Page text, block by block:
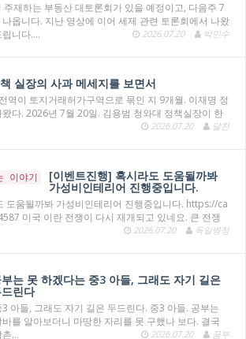
재하는 부동산 대토론회가 있을 예정이고, 다음주 7
옵니다. 지난 영상에 이어 세제 관련 토론회에서 나왔
립니다.…
2026.07.20 박민수
실장의 사과 메세지를 보면서
역이 토지거래허가구역으로 묶인 지 9개월. 이재명 정
다. 2026년 7월 20일. 김용범 청와대 정책실장이 한
2026.07.20 달천
이야기 [이벤트진행] 혹시라도 도움될까봐
가성비인테리어 진행중입니다.
도움될까봐 가성비인테리어 진행중입니다. https://ca
미국 이란 전쟁이 다시 재개되고 있네요. 큰 전쟁
2026.07.20 독일병정
는 못 하겠다는 중3 아들, 그래도 자기 길은
린다
아들, 그래도 자기 길은 두드린다. 중3 아들. 공부는
를 알아보더니 마땅한 자리를 못 구했나 보다. 결국
촌…
2026.07.20 꿈부